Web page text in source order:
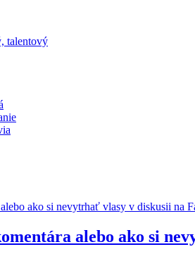
talentový
alebo ako si